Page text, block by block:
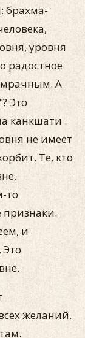
брахма-
уровня
радостное
мрачным. А
Это
канкшати .
не имеет
Те, кто
то
признаки.
и
желаний.